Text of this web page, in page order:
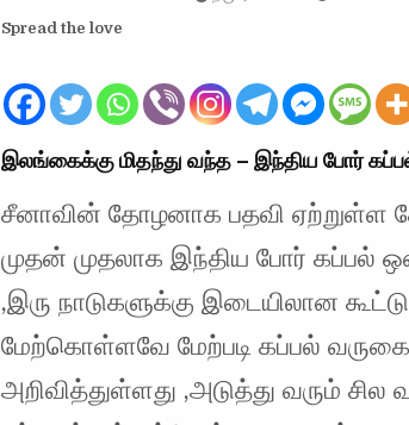
Spread the love
இலங்கைக்கு மிதந்து வந்த – இந்திய போர்
சீனாவின் தோழனாக பதவி ஏற்றுள்ள
முதன் முதலாக இந்திய போர் கப்பல்
,இரு நாடுகளுக்கு இடையிலான
மேற்கொள்ளவே மேற்படி கப்பல்
அறிவித்துள்ளது ,அடுத்து வரும்